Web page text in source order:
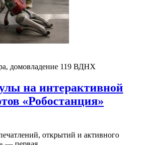
домовладение 119 ВДНХ
на интерактивной
«Робостанция»
открытий и активного